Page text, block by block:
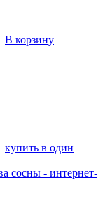
В корзину
купить в один